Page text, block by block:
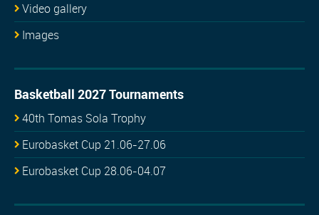
Video gallery
Images
Basketball 2027 Tournaments
40th Tomas Sola Trophy
Eurobasket Cup 21.06-27.06
Eurobasket Cup 28.06-04.07